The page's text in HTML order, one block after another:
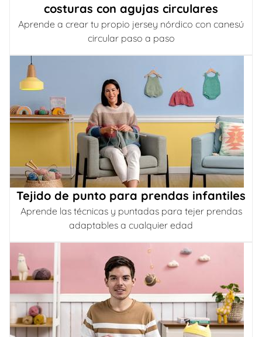
costuras con agujas circulares
Aprende a crear tu propio jersey nórdico con canesú
circular paso a paso
Tejido de punto para prendas infantiles
Aprende las técnicas y puntadas para tejer prendas
adaptables a cualquier edad